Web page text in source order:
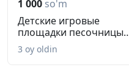
1 000 so'm
Детские игровые
площадки песочницы
домики. Принима...
3 oy oldin